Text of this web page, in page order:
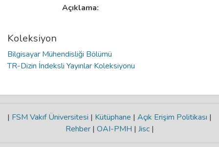
Açıklama:
Koleksiyon
Bilgisayar Mühendisliği Bölümü
TR-Dizin İndeksli Yayınlar Koleksiyonu
| FSM Vakıf Üniversitesi | Kütüphane | Açık Erişim Politikası |
Rehber | OAI-PMH | Jisc |